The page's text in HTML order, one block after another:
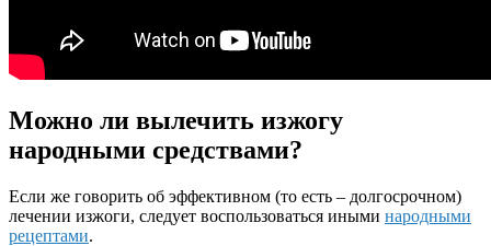
Можно ли вылечить изжогу
народными средствами?
Если же говорить об эффективном (то есть – долгосрочном)
лечении изжоги, следует воспользоваться иными народными
рецептами.